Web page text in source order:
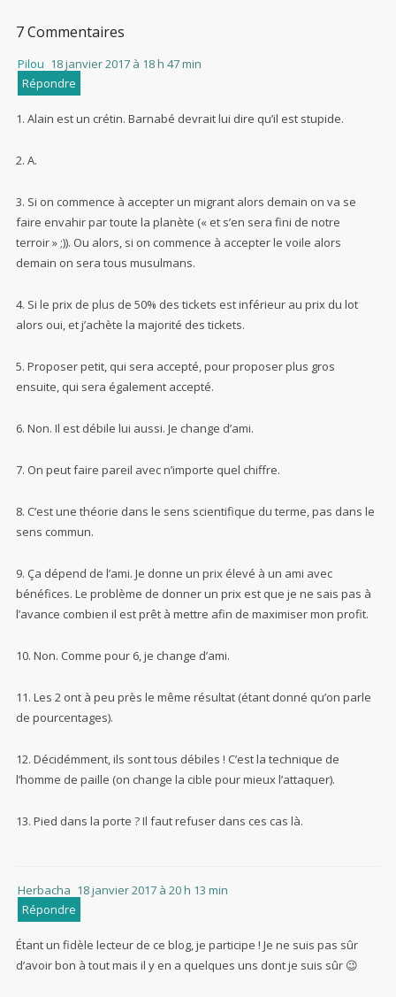
7 Commentaires
Pilou 18 janvier 2017 à 18 h 47 min
Répondre
1. Alain est un crétin. Barnabé devrait lui dire qu’il est stupide.
2. A.
3. Si on commence à accepter un migrant alors demain on va se
faire envahir par toute la planète (« et s’en sera fini de notre
terroir » ;)). Ou alors, si on commence à accepter le voile alors
demain on sera tous musulmans.
4. Si le prix de plus de 50% des tickets est inférieur au prix du lot
alors oui, et j’achète la majorité des tickets.
5. Proposer petit, qui sera accepté, pour proposer plus gros
ensuite, qui sera également accepté.
6. Non. Il est débile lui aussi. Je change d’ami.
7. On peut faire pareil avec n’importe quel chiffre.
8. C’est une théorie dans le sens scientifique du terme, pas dans le
sens commun.
9. Ça dépend de l’ami. Je donne un prix élevé à un ami avec
bénéfices. Le problème de donner un prix est que je ne sais pas à
l’avance combien il est prêt à mettre afin de maximiser mon profit.
10. Non. Comme pour 6, je change d’ami.
11. Les 2 ont à peu près le même résultat (étant donné qu’on parle
de pourcentages).
12. Décidémment, ils sont tous débiles ! C’est la technique de
l’homme de paille (on change la cible pour mieux l’attaquer).
13. Pied dans la porte ? Il faut refuser dans ces cas là.
Herbacha 18 janvier 2017 à 20 h 13 min
Répondre
Étant un fidèle lecteur de ce blog, je participe ! Je ne suis pas sûr
d’avoir bon à tout mais il y en a quelques uns dont je suis sûr 😉